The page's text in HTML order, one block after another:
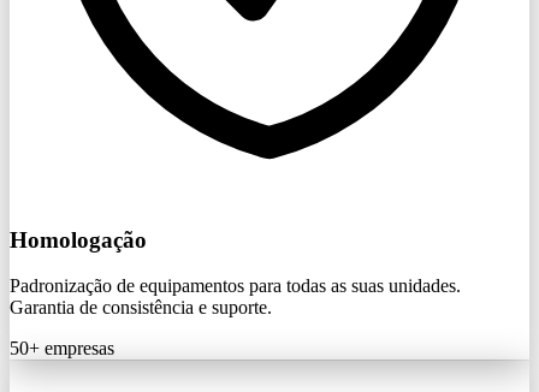
Homologação
Padronização de equipamentos para todas as suas unidades.
Garantia de consistência e suporte.
50+ empresas